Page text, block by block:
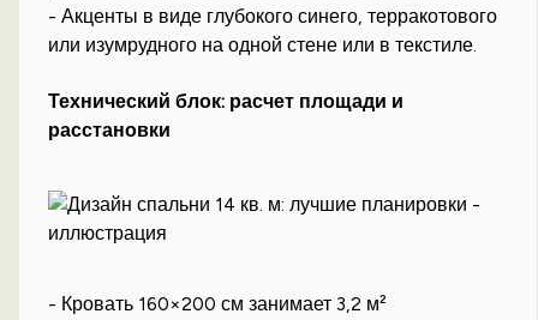
- Акценты в виде глубокого синего, терракотового
или изумрудного на одной стене или в текстиле.
Технический блок: расчет площади и
расстановки
- Кровать 160×200 см занимает 3,2 м²